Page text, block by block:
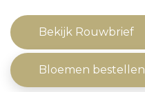
Bekijk Rouwbrief
Bloemen bestellen